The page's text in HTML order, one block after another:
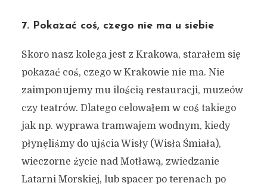
7. Pokazać coś, czego nie ma u siebie
Skoro nasz kolega jest z Krakowa, starałem się
pokazać coś, czego w Krakowie nie ma. Nie
zaimponujemy mu ilością restauracji, muzeów
czy teatrów. Dlatego celowałem w coś takiego
jak np. wyprawa tramwajem wodnym, kiedy
płynęliśmy do ujścia Wisły (Wisła Śmiała),
wieczorne życie nad Motławą, zwiedzanie
Latarni Morskiej, lub spacer po terenach po